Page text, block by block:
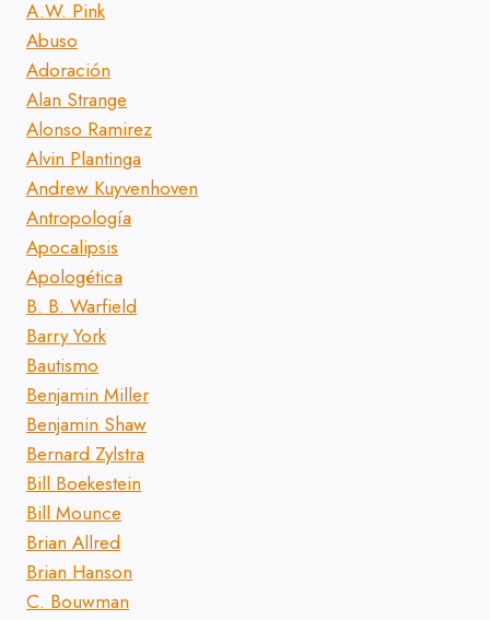
A.W. Pink
Abuso
Adoración
Alan Strange
Alonso Ramirez
Alvin Plantinga
Andrew Kuyvenhoven
Antropología
Apocalipsis
Apologética
B. B. Warfield
Barry York
Bautismo
Benjamin Miller
Benjamin Shaw
Bernard Zylstra
Bill Boekestein
Bill Mounce
Brian Allred
Brian Hanson
C. Bouwman